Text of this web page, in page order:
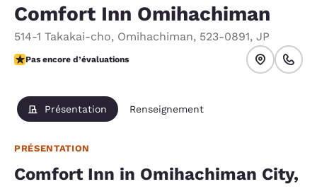
Comfort Inn Omihachiman
514-1 Takakai-cho, Omihachiman, 523-0891, JP
Pas encore d’évaluations
Pas encore d’évaluations
Présentation Renseignement
PRÉSENTATION
Comfort Inn in Omihachiman City,